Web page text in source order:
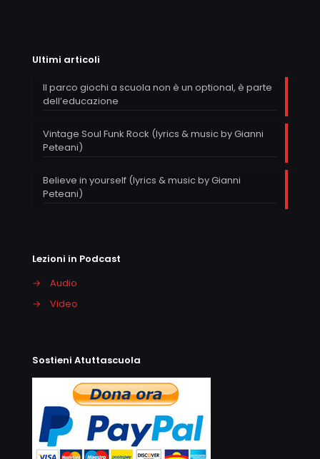
Ultimi articoli
Il parco giochi a scuola non è un optional, è parte
dell’educazione
Vintage Soul Funk Rock (lyrics & music by Gianni
Peteani)
Believe in yourself (lyrics & music by Gianni
Peteani)
Lezioni in Podcast
→
Audio
→
Video
Sostieni Atuttascuola